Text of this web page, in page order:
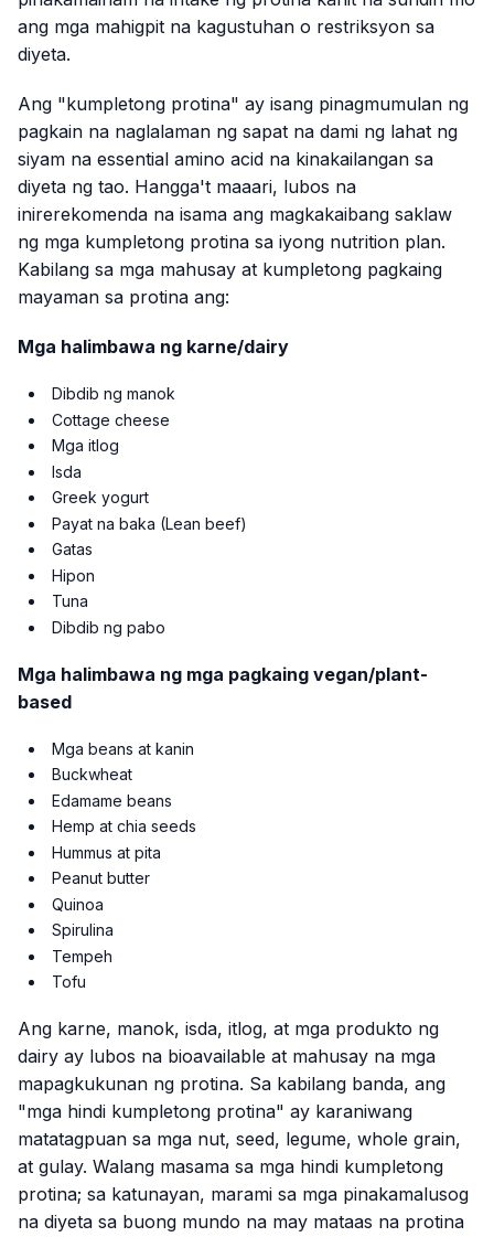
ang mga mahigpit na kagustuhan o restriksyon sa
diyeta.
Ang "kumpletong protina" ay isang pinagmumulan ng
pagkain na naglalaman ng sapat na dami ng lahat ng
siyam na essential amino acid na kinakailangan sa
diyeta ng tao. Hangga't maaari, lubos na
inirerekomenda na isama ang magkakaibang saklaw
ng mga kumpletong protina sa iyong nutrition plan.
Kabilang sa mga mahusay at kumpletong pagkaing
mayaman sa protina ang:
Mga halimbawa ng karne/dairy
Dibdib ng manok
Cottage cheese
Mga itlog
Isda
Greek yogurt
Payat na baka (Lean beef)
Gatas
Hipon
Tuna
Dibdib ng pabo
Mga halimbawa ng mga pagkaing vegan/plant-
based
Mga beans at kanin
Buckwheat
Edamame beans
Hemp at chia seeds
Hummus at pita
Peanut butter
Quinoa
Spirulina
Tempeh
Tofu
Ang karne, manok, isda, itlog, at mga produkto ng
dairy ay lubos na bioavailable at mahusay na mga
mapagkukunan ng protina. Sa kabilang banda, ang
"mga hindi kumpletong protina" ay karaniwang
matatagpuan sa mga nut, seed, legume, whole grain,
at gulay. Walang masama sa mga hindi kumpletong
protina; sa katunayan, marami sa mga pinakamalusog
na diyeta sa buong mundo na may mataas na protina